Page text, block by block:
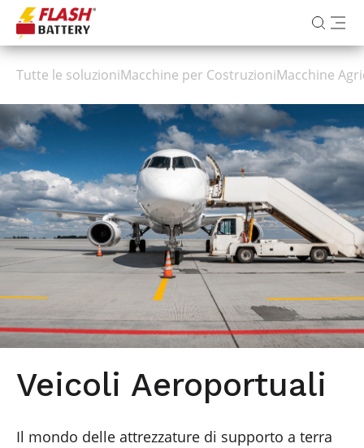
Tutte le soluzioniMacchine per CostruzioniMacchine
Veicoli Aeroportuali
Il mondo delle attrezzature di supporto a terra